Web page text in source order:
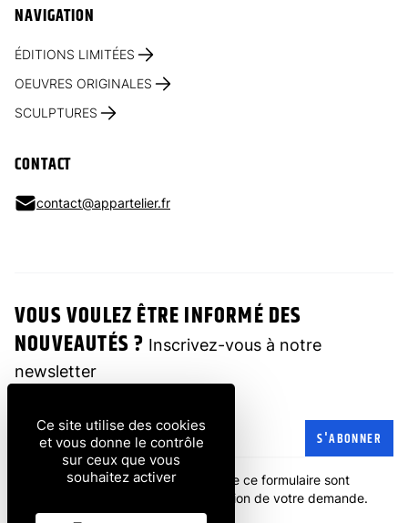
NAVIGATION
ÉDITIONS LIMITÉES
OEUVRES ORIGINALES
SCULPTURES
CONTACT
contact@appartelier.fr
VOUS VOULEZ ÊTRE INFORMÉ DES
NOUVEAUTÉS ? Inscrivez-vous à notre
newsletter
Adresse e-mail S'ABONNER
Les informations recueillies à partir de ce formulaire sont
transmises à l'entreprise pour la gestion de votre demande.
politique de confidentialité.
Ce site utilise des cookies
et vous donne le contrôle
sur ceux que vous
souhaitez activer